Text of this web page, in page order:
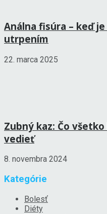
Análna fisúra – keď
utrpením
22. marca 2025
Zubný kaz: Čo
vedieť
8. novembra 2024
Kategórie
Bolesť
Diéty